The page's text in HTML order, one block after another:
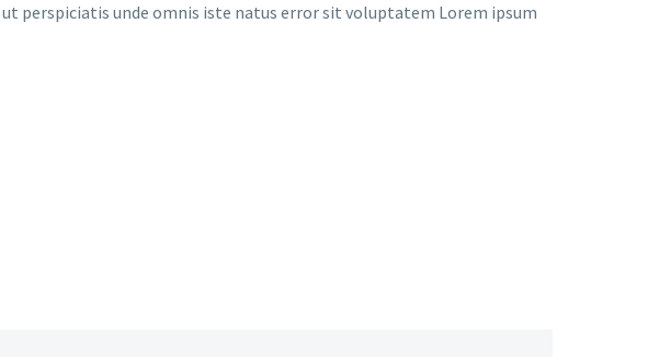
perspiciatis unde omnis iste natus error sit voluptatem Lorem ipsum